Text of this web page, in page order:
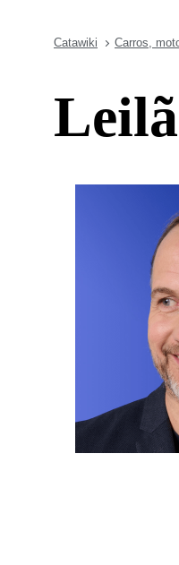
Catawiki Carros,